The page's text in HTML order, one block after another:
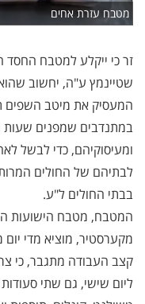
מטבח עזרת אחים
זר כי ייקלע למטבח
שטיינמץ ע"ה, יחשוב
המעסיק את מיטב השפים
במתנדבים שמפנים שעות
ומעיסוקיהם, כדי לבשל
לבתיהם של החולים
בבתי החולים ל"ע.
המטבח, מטבח הישועות
מקערסטיר, מוציא מדי
קצב העבודה מתגבר, כי
ליום שישי, גם שתי